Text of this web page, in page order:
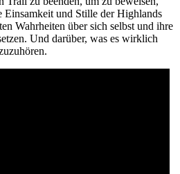
Einsamkeit und Stille der Highlands
Wahrheiten über sich selbst und ihre
Und darüber, was es wirklich